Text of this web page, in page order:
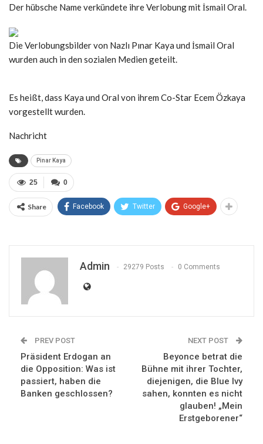
Der hübsche Name verkündete ihre Verlobung mit İsmail Oral.
Die Verlobungsbilder von Nazlı Pınar Kaya und İsmail Oral
wurden auch in den sozialen Medien geteilt.
Es heißt, dass Kaya und Oral von ihrem Co-Star Ecem Özkaya
vorgestellt wurden.
Nachricht
Pinar Kaya
0
25
Share Facebook Twitter Google+
Admin 29279 Posts 0 Comments
PREV POST
Präsident Erdogan an
die Opposition: Was ist
passiert, haben die
Banken geschlossen?
NEXT POST
Beyonce betrat die
Bühne mit ihrer Tochter,
diejenigen, die Blue Ivy
sahen, konnten es nicht
glauben! „Mein
Erstgeborener“